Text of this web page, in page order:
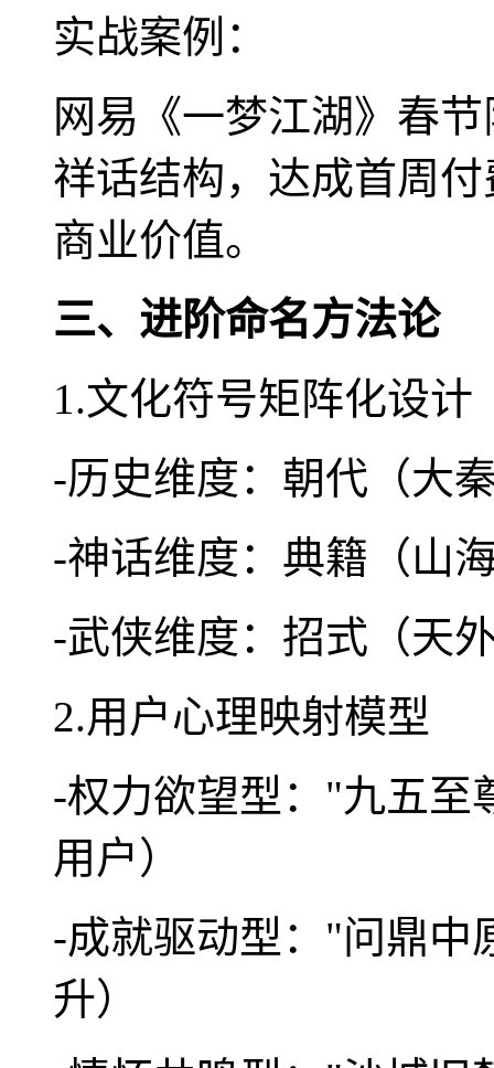
实战案例：
网易《一梦江湖》春
祥话结构，达成首周
商业价值。
三、进阶命名方法论
1.文化符号矩阵化设计
-历史维度：朝代（大
-神话维度：典籍（山
-武侠维度：招式（天
2.用户心理映射模型
-权力欲望型："九五至
用户）
-成就驱动型："问鼎中
升）